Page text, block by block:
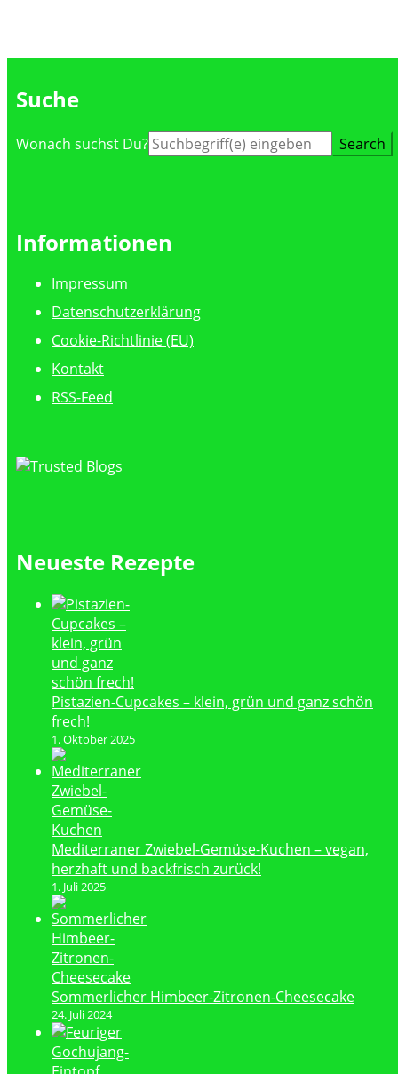
Suche
Suche
Wonach suchst Du?
Informationen
Impressum
Datenschutzerklärung
Cookie-Richtlinie (EU)
Kontakt
RSS-Feed
Neueste Rezepte
Pistazien-Cupcakes – klein, grün und ganz schön
frech!
1. Oktober 2025
Mediterraner Zwiebel-Gemüse-Kuchen – vegan,
herzhaft und backfrisch zurück!
1. Juli 2025
Sommerlicher Himbeer-Zitronen-Cheesecake
24. Juli 2024